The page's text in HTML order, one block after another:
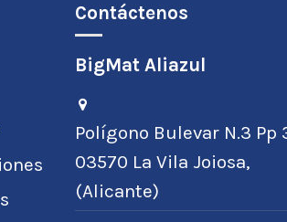
Contáctenos
BigMat Aliazul
Polígono Bulevar N.3 Pp
03570 La Vila Joiosa,
(Alicante)